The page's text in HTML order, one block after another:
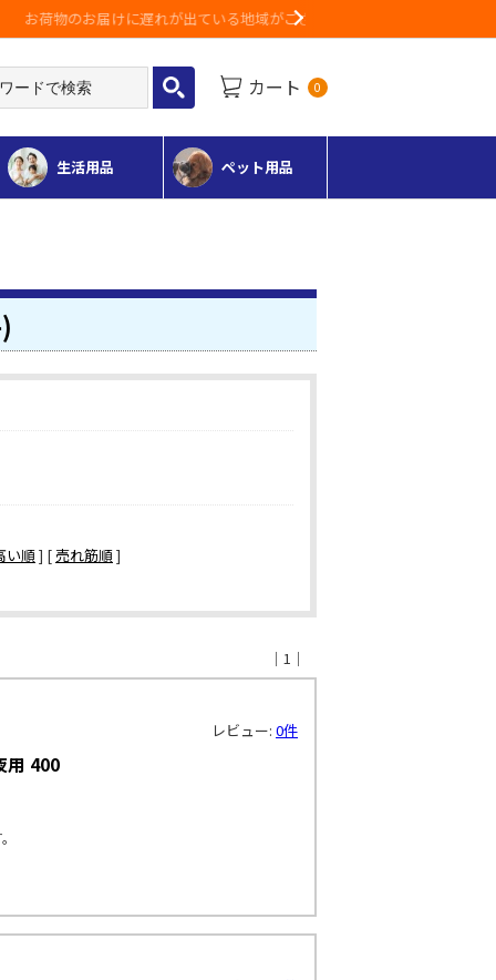
カート 0
生活用品 ペット用品
い順] [売れ筋順]
｜1｜
レビュー: 0件
用 400